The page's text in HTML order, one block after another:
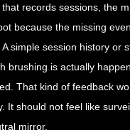
records sessions, the
because the missing
simple session history or
brushing is actually
That kind of feedback
It should not feel like
mirror.